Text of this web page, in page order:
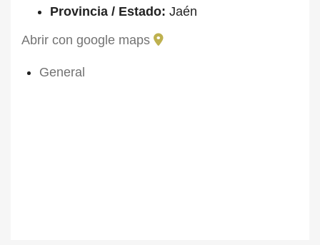
Provincia / Estado: Jaén
Abrir con google maps
General